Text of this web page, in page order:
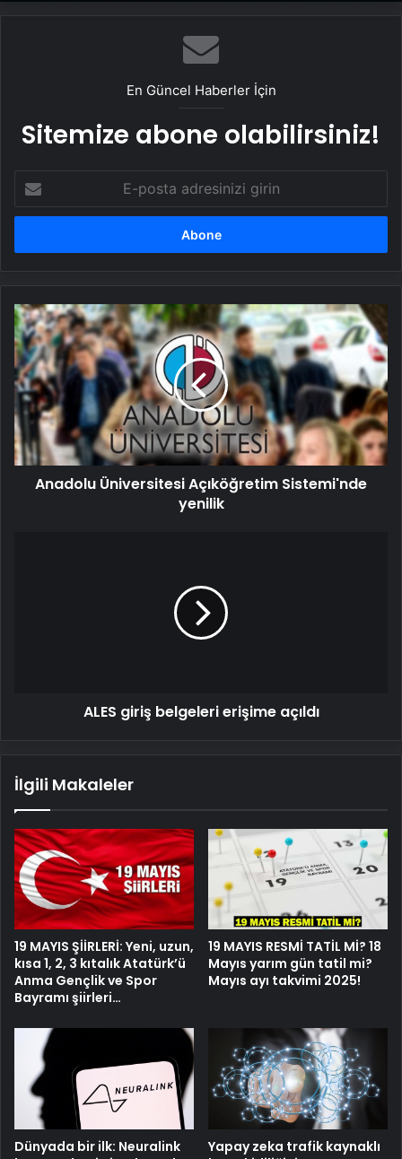
En Güncel Haberler İçin
Sitemize abone olabilirsiniz!
posta
adresinizi
Anadolu
Üniversitesi
Açıköğretim
Sistemi'nde
yenilik
Anadolu Üniversitesi Açıköğretim Sistemi'nde
yenilik
ALES giriş belgeleri erişime açıldı
İlgili Makaleler
19 MAYIS ŞİİRLERİ: Yeni, uzun,
kısa 1, 2, 3 kıtalık Atatürk’ü
Anma Gençlik ve Spor
Bayramı şiirleri…
19 MAYIS RESMİ TATİL Mİ? 18
Mayıs yarım gün tatil mi?
Mayıs ayı takvimi 2025!
Dünyada bir ilk: Neuralink
Yapay zeka trafik kaynaklı